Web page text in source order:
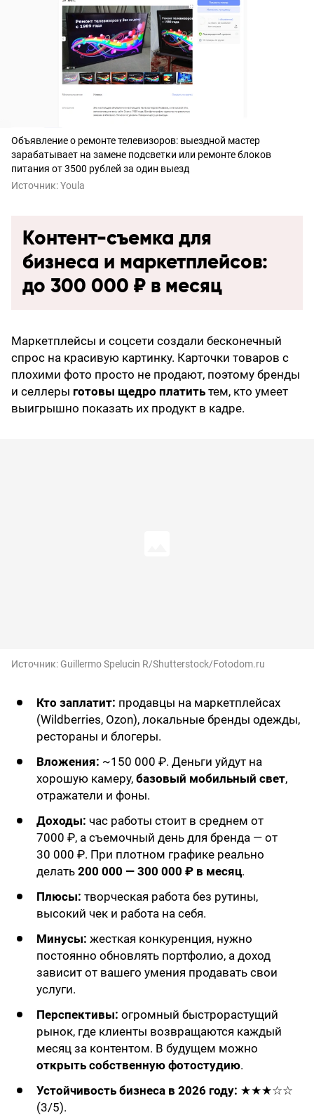
Объявление о ремонте телевизоров: выездной мастер
зарабатывает на замене подсветки или ремонте блоков
питания от 3500 рублей за один выезд
Источник:Youla
Контент-съемка для
бизнеса и маркетплейсов:
до 300 000 ₽ в месяц
Маркетплейсы и соцсети создали бесконечный
спрос на красивую картинку. Карточки товаров с
плохими фото просто не продают, поэтому бренды
и селлеры готовы щедро платить тем, кто умеет
выигрышно показать их продукт в кадре.
Источник: Guillermo Spelucin R/Shutterstock/Fotodom.ru
Кто заплатит: продавцы на маркетплейсах
(Wildberries, Ozon), локальные бренды одежды,
рестораны и блогеры.
Вложения: ~150 000 ₽. Деньги уйдут на
хорошую камеру, базовый мобильный свет,
отражатели и фоны.
Доходы: час работы стоит в среднем от
7000 ₽, а съемочный день для бренда — от
30 000 ₽. При плотном графике реально
делать 200 000 — 300 000 ₽ в месяц.
Плюсы: творческая работа без рутины,
высокий чек и работа на себя.
Минусы: жесткая конкуренция, нужно
постоянно обновлять портфолио, а доход
зависит от вашего умения продавать свои
услуги.
Перспективы: огромный быстрорастущий
рынок, где клиенты возвращаются каждый
месяц за контентом. В будущем можно
открыть собственную фотостудию.
Устойчивость бизнеса в 2026 году: ★★★☆☆
(3/5).